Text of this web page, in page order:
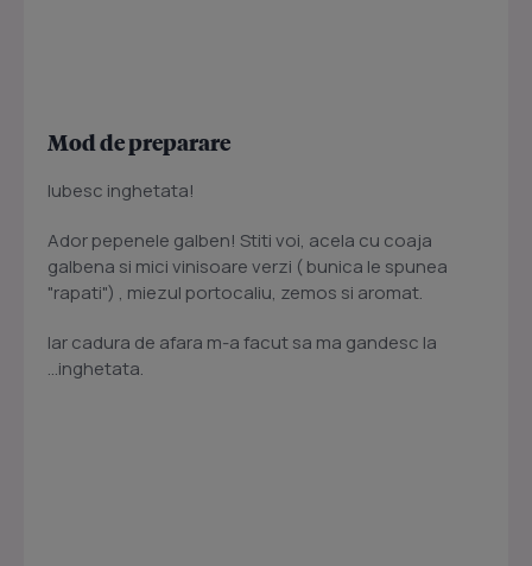
Mod de preparare
Iubesc inghetata!
Ador pepenele galben! Stiti voi, acela cu coaja
galbena si mici vinisoare verzi ( bunica le spunea
"rapati") , miezul portocaliu, zemos si aromat.
Iar cadura de afara m-a facut sa ma gandesc la
...inghetata.